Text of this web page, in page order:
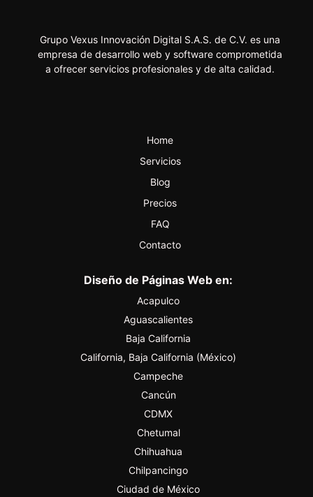
Grupo Vexus Innovación Digital S.A.S. de C.V. es una
empresa de desarrollo web y software comprometida
a ofrecer servicios profesionales y de alta calidad.
Home
Servicios
Blog
Precios
FAQ
Contacto
Diseño de Páginas Web en:
Acapulco
Aguascalientes
Baja California
California, Baja California (México)
Campeche
Cancún
CDMX
Chetumal
Chihuahua
Chilpancingo
Ciudad de México